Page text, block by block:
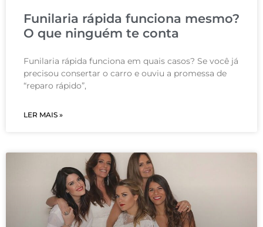
Funilaria rápida funciona mesmo?
O que ninguém te conta
Funilaria rápida funciona em quais casos? Se você já
precisou consertar o carro e ouviu a promessa de
“reparo rápido”,
LER MAIS »